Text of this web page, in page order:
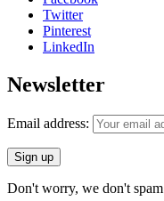
Twitter
Pinterest
LinkedIn
Newsletter
Email address:
Don't worry, we don't spam